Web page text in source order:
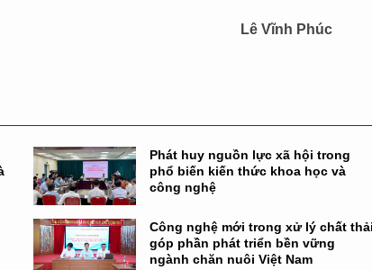
Lê Vĩnh Phúc
Phát huy nguồn lực xã hội trong
phổ biến kiến thức khoa học và
công nghệ
Công nghệ mới trong xử lý chất
góp phần phát triển bền vững
ngành chăn nuôi Việt Nam